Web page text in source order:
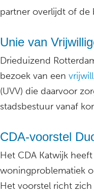
partner overlijdt of de
Unie van
Drieduizend
bezoek van een
(UVV) die daarvoor
stadsbestuur vanaf
CDA-voorstel
Het CDA Katwijk
woningproblematiek
Het voorstel richt